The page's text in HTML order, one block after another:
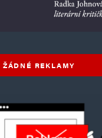
ŽÁDNÉ REKLAMY